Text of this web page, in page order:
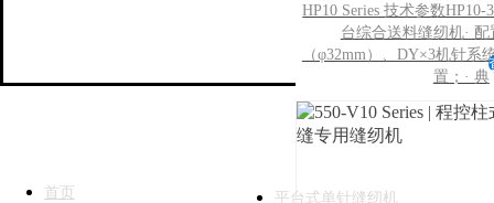
快捷链接
首页 平台式单针缝纫机
HP10 Series 技术参数HP10-
台综合送料缝纫机·
（φ32mm）、DY×3机针系
置；· 典